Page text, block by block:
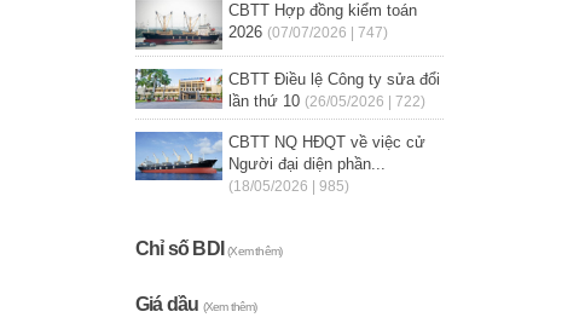
CBTT Hợp đồng kiểm toán
2026 (07/07/2026 | 747)
CBTT Điều lệ Công ty sửa đổi
lần thứ 10 (26/05/2026 | 722)
CBTT NQ HĐQT về việc cử
Người đại diện phần...
(18/05/2026 | 985)
Chỉ số BDI(Xem thêm)
Giá dầu (Xem thêm)